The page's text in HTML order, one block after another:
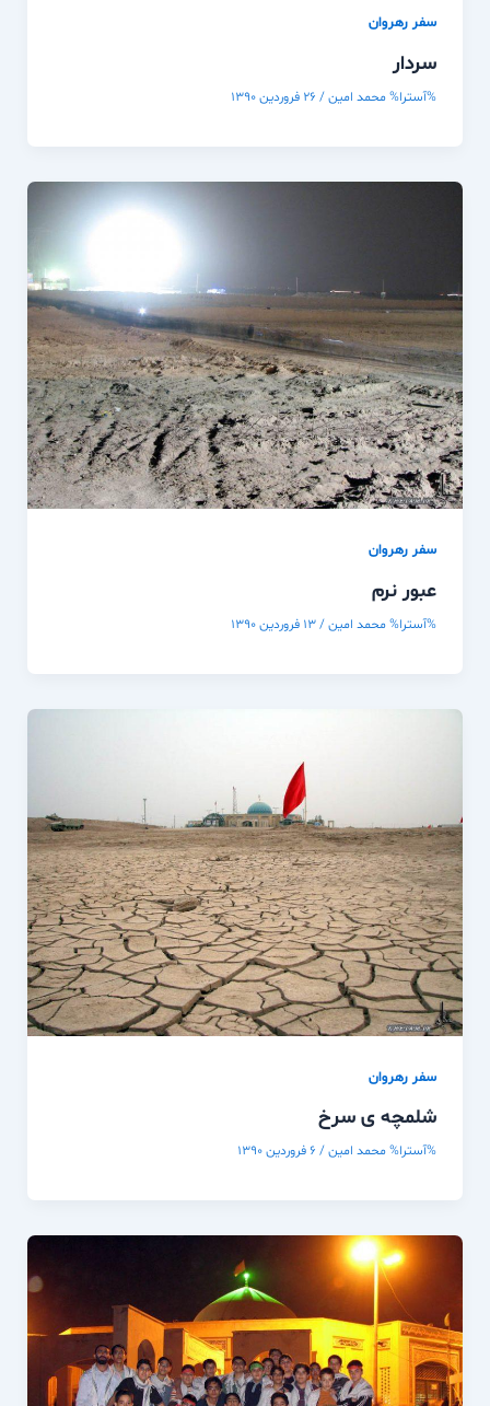
سفر رهروان
سردار
%آسترا% محمد امین/ ۲۶ فروردین ۱۳۹۰
سفر رهروان
عبور نرم
%آسترا% محمد امین/۱۳ فروردین ۱۳۹۰
سفر رهروان
شلمچه ی سرخ
%آسترا% محمد امین/ ۶ فروردین ۱۳۹۰